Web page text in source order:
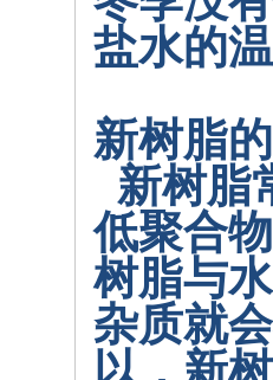
盐水的
新树脂
新树脂
低聚合
树脂与
杂质就